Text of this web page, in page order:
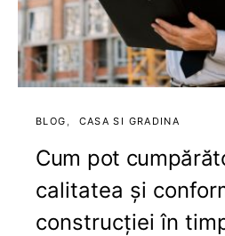
BLOG CASA SI GRADINA
Cum pot
calitatea și
construcției în